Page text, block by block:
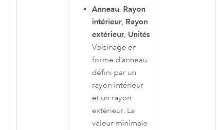
Anneau, Rayon
intérieur, Rayon
extérieur, Unités
Voisinage en
forme d’anneau
défini par un
rayon intérieur
et un rayon
extérieur. La
valeur minimale